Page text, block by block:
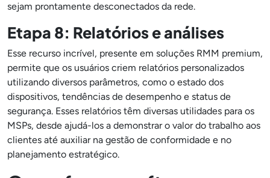
sejam prontamente desconectados da rede.
Etapa 8: Relatórios e análises
Esse recurso incrível, presente em soluções RMM premium,
permite que os usuários criem relatórios personalizados
utilizando diversos parâmetros, como o estado dos
dispositivos, tendências de desempenho e status de
segurança. Esses relatórios têm diversas utilidades para os
MSPs, desde ajudá-los a demonstrar o valor do trabalho aos
clientes até auxiliar na gestão de conformidade e no
planejamento estratégico.